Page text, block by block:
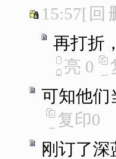
15:57[ 回
再打折
亮 0
可知他们
复印0
刚订了